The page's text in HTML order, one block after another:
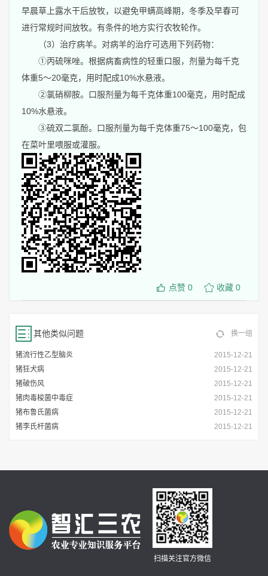
早晨草上露水干后放牧，以避免甲螨高峰期，冬季及早春可
进行常规时间放牧。有条件的地方实行农牧轮作。
（3）治疗病羊。对病羊的治疗可选用下列药物：
①丙硫咪唑。根据病畜病性的轻重口服，剂量为每千克
体重5～20毫克，用时配成10%水悬液。
②氯硝柳胺。口服剂量为每千克体重100毫克，用时配成
10%水悬液。
③硫双二氯酚。口服剂量为每千克体重75～100毫克，包
在菜叶里喂服或灌服。
收藏 0
点赞 0
换一组
其他类似问题
2015-12-21
猪流行性乙型脑炎
2015-12-21
猪狂犬病
2015-12-21
猪破伤风
2015-12-21
猪肉毒梭菌中毒症
2015-12-21
猪布鲁氏菌病
2015-12-21
猪李氏杆菌病
扫描关注官方微信